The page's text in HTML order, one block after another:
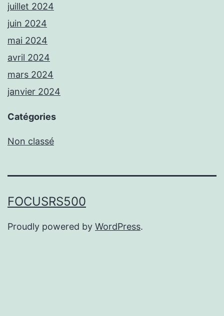
juillet 2024
juin 2024
mai 2024
avril 2024
mars 2024
janvier 2024
Catégories
Non classé
FOCUSRS500
Proudly powered by WordPress.